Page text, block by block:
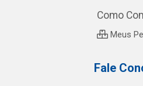
Como
Meus
Fale